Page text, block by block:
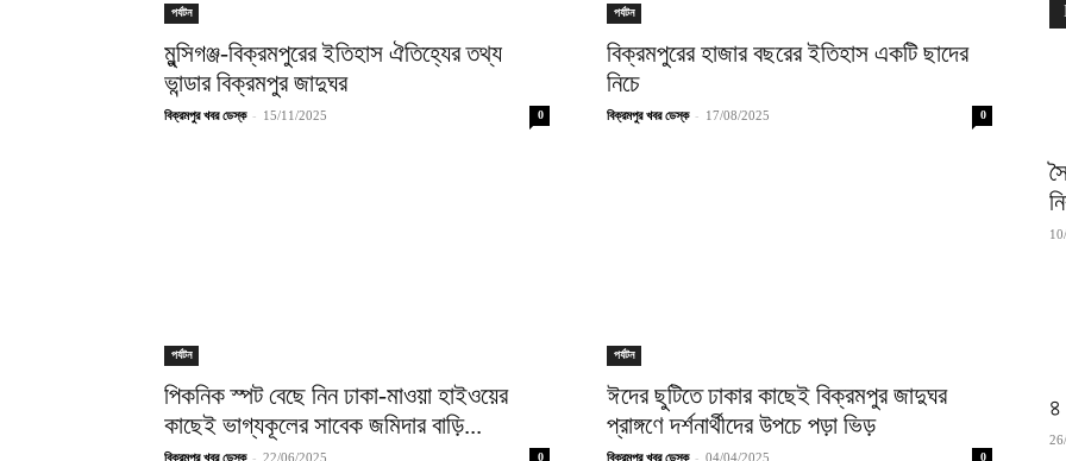
পর্যটন
মুন্সিগঞ্জ-বিক্রমপুরের ইতিহাস ঐতিহ্যের তথ্য
ভান্ডার বিক্রমপুর জাদুঘর
বিক্রমপুর খবর ডেস্ক - 15/11/2025 0
পর্যটন
বিক্রমপুরের হাজার বছরের ইতিহাস একটি ছাদের
নিচে
বিক্রমপুর খবর ডেস্ক - 17/08/2025 0
পর্যটন
পিকনিক স্পট বেছে নিন ঢাকা-মাওয়া হাইওয়ের
কাছেই ভাগ্যকূলের সাবেক জমিদার বাড়ি...
বিক্রমপুর খবর ডেস্ক - 22/06/2025 0
পর্যটন
ঈদের ছুটিতে ঢাকার কাছেই বিক্রমপুর জাদুঘর
প্রাঙ্গণে দর্শনার্থীদের উপচে পড়া ভিড়
বিক্রমপুর খবর ডেস্ক - 04/04/2025 0